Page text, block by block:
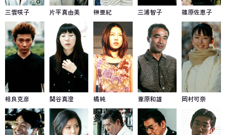
三雲咲子 片平真由美 榊亜紀 三浦智子 篠原佐恵子
相良克彦 関谷真澄 橘純 葦原和雄 岡村可奈